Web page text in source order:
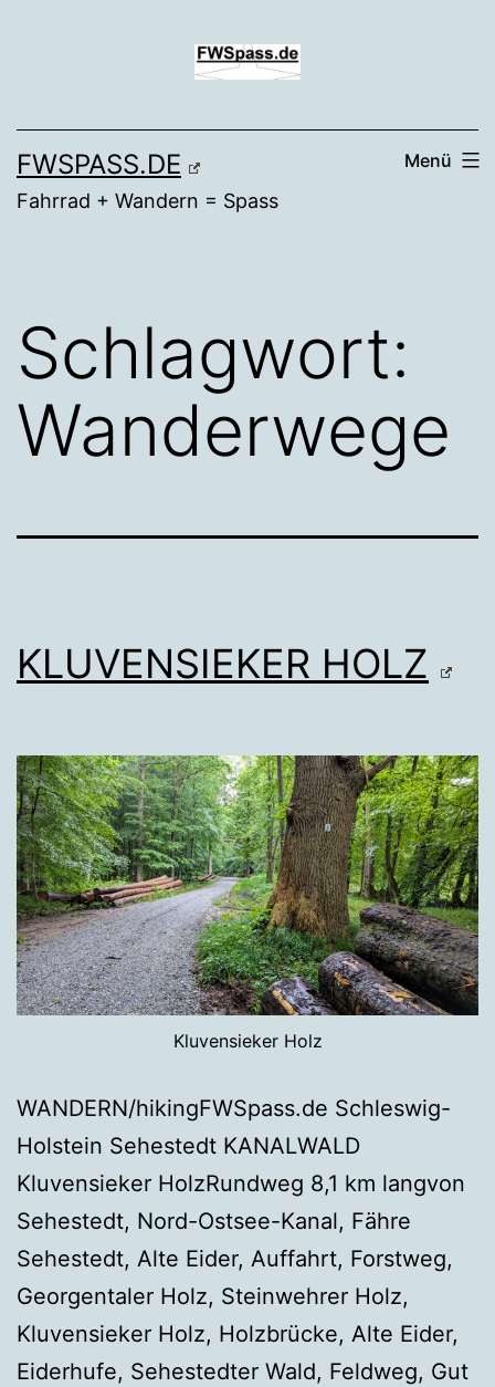
FWSPASS.DE
Fahrrad + Wandern = Spass
Menü
Schlagwort:
Wanderwege
KLUVENSIEKER HOLZ
Kluvensieker Holz
WANDERN/hikingFWSpass.de Schleswig-
Holstein Sehestedt KANALWALD
Kluvensieker HolzRundweg 8,1 km langvon
Sehestedt, Nord-Ostsee-Kanal, Fähre
Sehestedt, Alte Eider, Auffahrt, Forstweg,
Georgentaler Holz, Steinwehrer Holz,
Kluvensieker Holz, Holzbrücke, Alte Eider,
Eiderhufe, Sehestedter Wald, Feldweg, Gut